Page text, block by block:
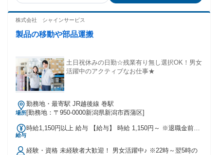
株式会社 シャインサービス
製品の移動や部品運搬
土日祝休みの日勤☆残業有り無し選択OK！男女
活躍中のアクティブなお仕事★
場所
勤務地・最寄駅 JR越後線 巻駅
[勤務地：〒950-0000新潟県新潟市西蒲区]
給与
時給1,150円以上 給与 【給与】 時給 1,150円～ ※退職金前払
経験・資格 未経験者大歓迎！ 男女活躍中♪ ※22時～翌5時の